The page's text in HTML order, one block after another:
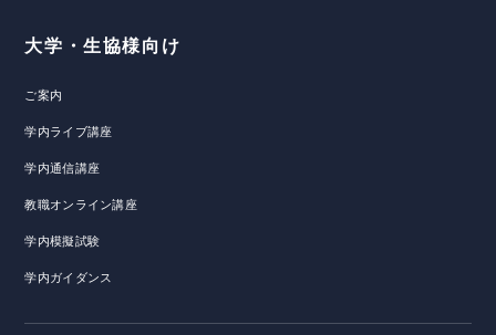
大学・生協様向け
ご案内
学内ライブ講座
学内通信講座
教職オンライン講座
学内模擬試験
学内ガイダンス